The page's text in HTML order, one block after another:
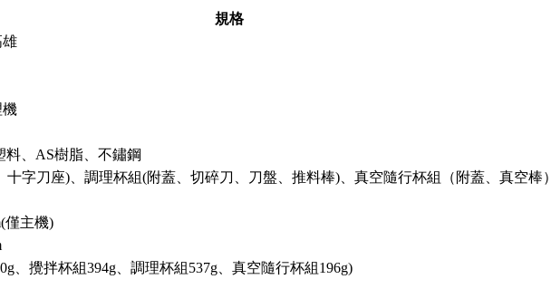
規格
雄
機
料、AS樹脂、不鏽鋼
十字刀座)、調理杯組(附蓋、切碎刀、刀盤、推料棒)、真空隨行杯組（附蓋、真空棒）
僅主機)
、攪拌杯組394g、調理杯組537g、真空隨行杯組196g)